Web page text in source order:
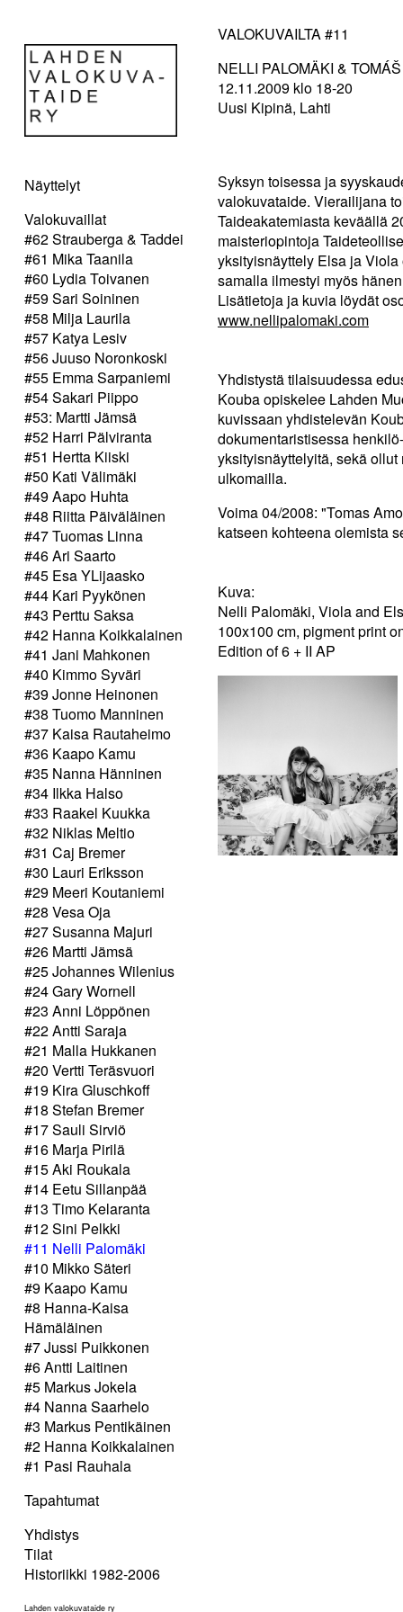
Näyttelyt
Valokuvaillat
#62 Strauberga & Taddei
#61 Mika Taanila
#60 Lydia Toivanen
#59 Sari Soininen
#58 Milja Laurila
#57 Katya Lesiv
#56 Juuso Noronkoski
#55 Emma Sarpaniemi
#54 Sakari Piippo
#53: Martti Jämsä
#52 Harri Pälviranta
#51 Hertta Kiiski
#50 Kati Välimäki
#49 Aapo Huhta
#48 Riitta Päiväläinen
#47 Tuomas Linna
#46 Ari Saarto
#45 Esa YLijaasko
#44 Kari Pyykönen
#43 Perttu Saksa
#42 Hanna Koikkalainen
#41 Jani Mahkonen
#40 Kimmo Syväri
#39 Jonne Heinonen
#38 Tuomo Manninen
#37 Kaisa Rautaheimo
#36 Kaapo Kamu
#35 Nanna Hänninen
#34 Ilkka Halso
#33 Raakel Kuukka
#32 Niklas Meltio
#31 Caj Bremer
#30 Lauri Eriksson
#29 Meeri Koutaniemi
#28 Vesa Oja
#27 Susanna Majuri
#26 Martti Jämsä
#25 Johannes Wilenius
#24 Gary Wornell
#23 Anni Löppönen
#22 Antti Saraja
#21 Malla Hukkanen
#20 Vertti Teräsvuori
#19 Kira Gluschkoff
#18 Stefan Bremer
#17 Sauli Sirviö
#16 Marja Pirilä
#15 Aki Roukala
#14 Eetu Sillanpää
#13 Timo Kelaranta
#12 Sini Pelkki
#11 Nelli Palomäki
#10 Mikko Säteri
#9 Kaapo Kamu
#8 Hanna-Kaisa
Hämäläinen
#7 Jussi Puikkonen
#6 Antti Laitinen
#5 Markus Jokela
#4 Nanna Saarhelo
#3 Markus Pentikäinen
#2 Hanna Koikkalainen
#1 Pasi Rauhala
Tapahtumat
Yhdistys
Tilat
Historiikki 1982-2006
Lahden valokuvataide ry
VALOKUVAILTA #11
NELLI PALOMÄKI &
12.11.2009 klo 18-20
Uusi Kipinä, Lahti
Syksyn toisessa ja
valokuvataide. Vierailijana
Taideakatemiasta keväällä
maisteriopintoja
yksityisnäyttely Elsa ja
samalla ilmestyi myös
Lisätietoja ja kuvia löydät
www.nellipalomaki.com
Yhdistystä tilaisuudessa
Kouba opiskelee Lahden
kuvissaan yhdistelevän
dokumentaristisessa
yksityisnäyttelyitä, sekä
ulkomailla.
Voima 04/2008: "Tomas
katseen kohteena olemista
Kuva:
Nelli Palomäki, Viola and
100x100 cm, pigment print
Edition of 6 + II AP